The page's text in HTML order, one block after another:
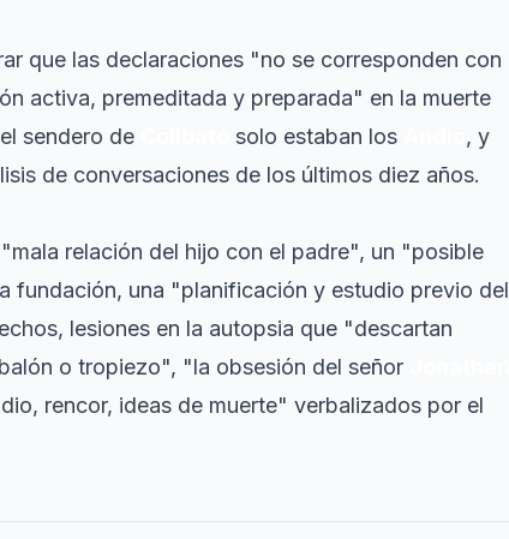
que las declaraciones "no se corresponden con
activa, premeditada y preparada" en la muerte
sendero de
solo estaban los
, y
de conversaciones de los últimos diez años.
relación del hijo con el padre", un "posible
fundación, una "planificación y estudio previo del
lesiones en la autopsia que "descartan
o tropiezo", "la obsesión del señor
rencor, ideas de muerte" verbalizados por el